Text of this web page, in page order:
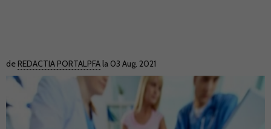
de REDACTIA PORTALPFA la 03 Aug. 2021